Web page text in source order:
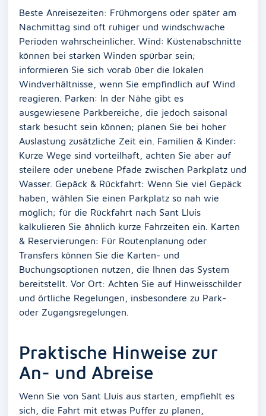
Beste Anreisezeiten: Frühmorgens oder später am
Nachmittag sind oft ruhiger und windschwache
Perioden wahrscheinlicher. Wind: Küstenabschnitte
können bei starken Winden spürbar sein;
informieren Sie sich vorab über die lokalen
Windverhältnisse, wenn Sie empfindlich auf Wind
reagieren. Parken: In der Nähe gibt es
ausgewiesene Parkbereiche, die jedoch saisonal
stark besucht sein können; planen Sie bei hoher
Auslastung zusätzliche Zeit ein. Familien & Kinder:
Kurze Wege sind vorteilhaft, achten Sie aber auf
steilere oder unebene Pfade zwischen Parkplatz und
Wasser. Gepäck & Rückfahrt: Wenn Sie viel Gepäck
haben, wählen Sie einen Parkplatz so nah wie
möglich; für die Rückfahrt nach Sant Lluís
kalkulieren Sie ähnlich kurze Fahrzeiten ein. Karten
& Reservierungen: Für Routenplanung oder
Transfers können Sie die Karten- und
Buchungsoptionen nutzen, die Ihnen das System
bereitstellt. Vor Ort: Achten Sie auf Hinweisschilder
und örtliche Regelungen, insbesondere zu Park-
oder Zugangsregelungen.
Praktische Hinweise zur
An- und Abreise
Wenn Sie von Sant Lluís aus starten, empfiehlt es
sich, die Fahrt mit etwas Puffer zu planen,